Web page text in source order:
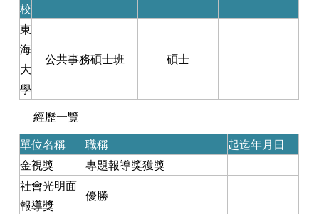
校
東
海
大
學
公共事務碩士班 碩士
經歷一覽
單位名稱
職稱
起迄年月日
金視獎
專題報導獎獲獎
社會光明面
報導獎
優勝